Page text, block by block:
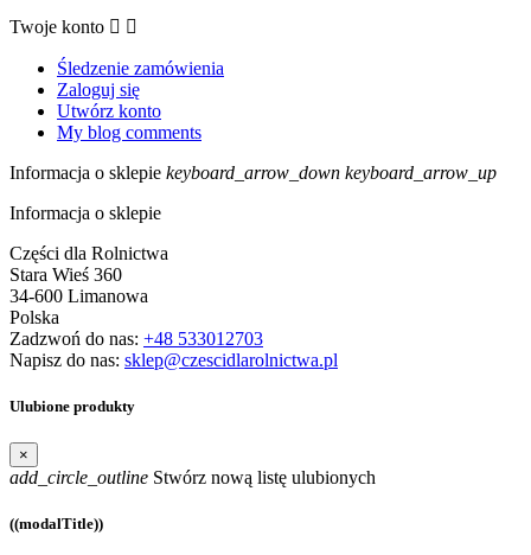
Twoje konto  
Śledzenie zamówienia
Zaloguj się
Utwórz konto
My blog comments
Informacja o sklepie keyboard_arrow_down keyboard_arrow_up
Informacja o sklepie
Części dla Rolnictwa
Stara Wieś 360
34-600 Limanowa
Polska
Zadzwoń do nas: +48 533012703
Napisz do nas: sklep@czescidlarolnictwa.pl
Ulubione produkty
×
add_circle_outline Stwórz nową listę ulubionych
((modalTitle))